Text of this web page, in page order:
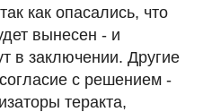
как опасались, что
вынесен - и
в заключении. Другие
с решением -
теракта,